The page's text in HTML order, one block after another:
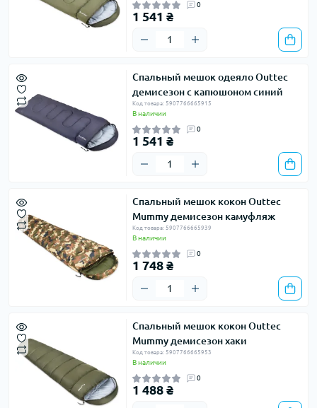
0
1 541 ₴
Спальный мешок одеяло Outtec
демисезон с капюшоном синий
Код товара: 5907766665915
В наличии
0
1 541 ₴
Спальный мешок кокон Outtec
Mummy демисезон камуфляж
Код товара: 5907766665939
В наличии
0
1 748 ₴
Спальный мешок кокон Outtec
Mummy демисезон хаки
Код товара: 5907766665953
В наличии
0
1 488 ₴